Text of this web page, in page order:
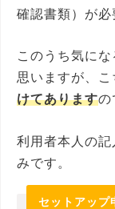
確認書類）が必
このうち気に
思いますが、こ
けてありますの
利用者本人の
みです。
セットアップ